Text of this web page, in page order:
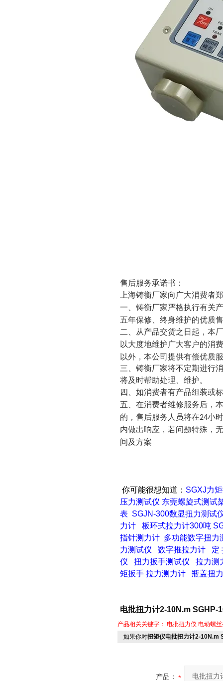
售后服务承诺书：
上海铸衡厂家向广大消费者
一、铸衡厂家严格执行有关
五年保修、终身维护的优质
二、从产品交货之日起，本
以大度地维护广大客户的消
以外，本公司提供有偿优质
三、铸衡厂家将不定期进行
将及时帮助处理、维护。
四、如消费者有产品组装或
五、在消费者维修服务后，
的，售后服务人员将在24小
内做出响应，若问题特殊，
间及方案
你可能很想知道： SGXJ力
压力测试仪 东莞螺旋式测试
表 SGJN-300数显扭力测试
力计
板环式拉力计300吨
指针测力计 多功能数字扭力
力测试仪
数字推拉力计
定
仪
扭力扳手测试仪
拉力测
矩扳手 拉力测力计 瓶盖扭
电批扭力计2-10N.m SGHP-
产品相关关键字： 电批扭力仪 电动螺
如果你对扭矩仪电批扭力计2-10N.m
产品：